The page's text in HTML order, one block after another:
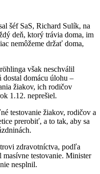
šéf SaS, Richard Sulík, na
deň, ktorý trávia doma, im
nemôžeme držať doma,
však neschválil
domácu úlohu –
žiakov, ich rodičov
1.12. neprešiel.
testovanie žiakov, rodičov a
prerobiť, a to tak, aby sa
zdravotníctva, podľa
testovanie. Minister
nesplnil.